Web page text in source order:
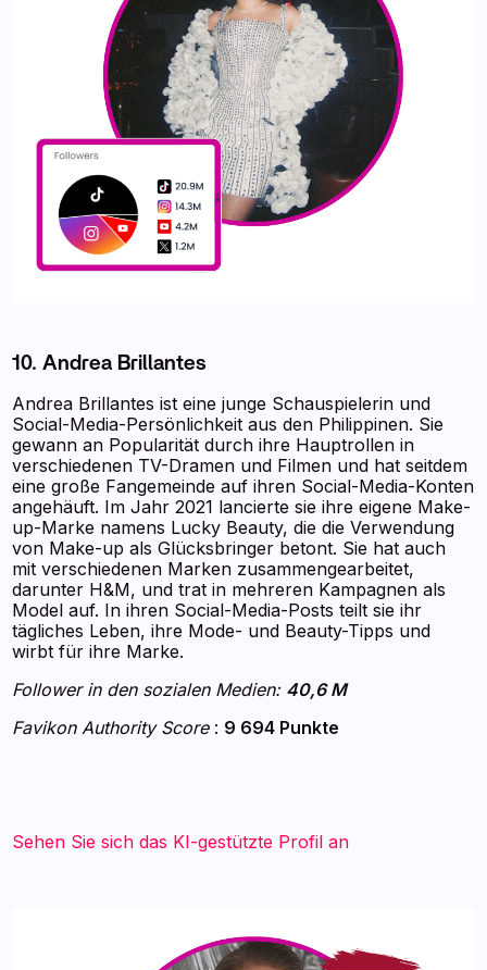
10. Andrea Brillantes
Andrea Brillantes ist eine junge Schauspielerin und
Social-Media-Persönlichkeit aus den Philippinen. Sie
gewann an Popularität durch ihre Hauptrollen in
verschiedenen TV-Dramen und Filmen und hat seitdem
eine große Fangemeinde auf ihren Social-Media-Konten
angehäuft. Im Jahr 2021 lancierte sie ihre eigene Make-
up-Marke namens Lucky Beauty, die die Verwendung
von Make-up als Glücksbringer betont. Sie hat auch
mit verschiedenen Marken zusammengearbeitet,
darunter H&M, und trat in mehreren Kampagnen als
Model auf. In ihren Social-Media-Posts teilt sie ihr
tägliches Leben, ihre Mode- und Beauty-Tipps und
wirbt für ihre Marke.
Follower in den sozialen Medien: 40,6 M
Favikon Authority Score: 9 694 Punkte
Sehen Sie sich das KI-gestützte Profil an